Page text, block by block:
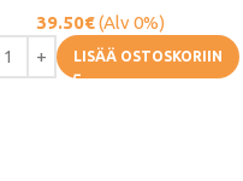
39.50€(Alv 0%)
LISÄÄ OSTOSKORIIN